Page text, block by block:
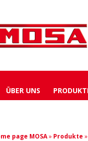
ÜBER UNS
page MOSA» Produkte »